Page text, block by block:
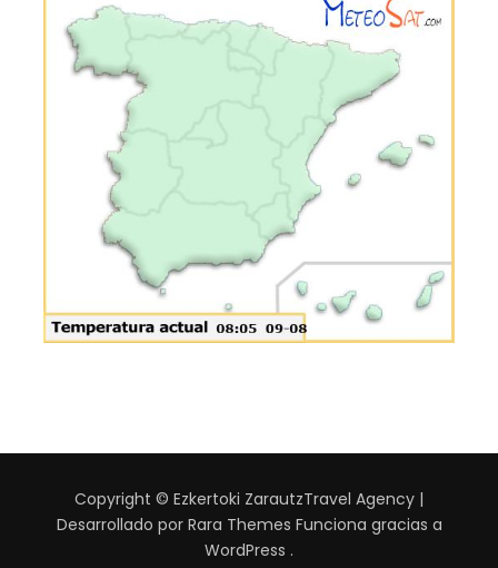
Copyright © Ezkertoki ZarautzTravel Agency |
Desarrollado por Rara Themes Funciona gracias a
WordPress .